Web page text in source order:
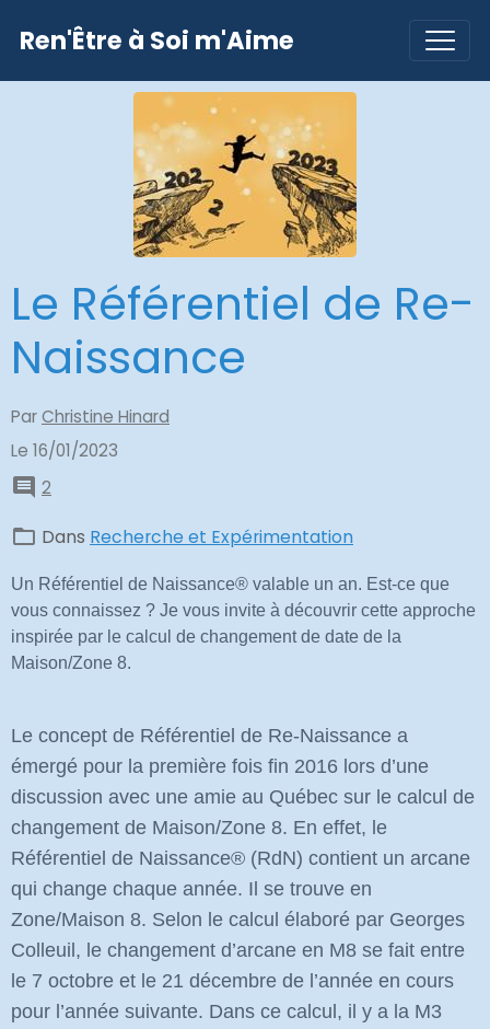
Ren'Être à Soi m'Aime
Le Référentiel de Re-
Naissance
ParChristine Hinard
Le 16/01/2023
2
Dans Recherche et Expérimentation
Un Référentiel de Naissance® valable un an. Est-ce que
vous connaissez ? Je vous invite à découvrir cette approche
inspirée par le calcul de changement de date de la
Maison/Zone 8.
Le concept de Référentiel de Re-Naissance a
émergé pour la première fois fin 2016 lors d’une
discussion avec une amie au Québec sur le calcul de
changement de Maison/Zone 8. En effet, le
Référentiel de Naissance® (RdN) contient un arcane
qui change chaque année. Il se trouve en
Zone/Maison 8. Selon le calcul élaboré par Georges
Colleuil, le changement d’arcane en M8 se fait entre
le 7 octobre et le 21 décembre de l’année en cours
pour l’année suivante. Dans ce calcul, il y a la M3